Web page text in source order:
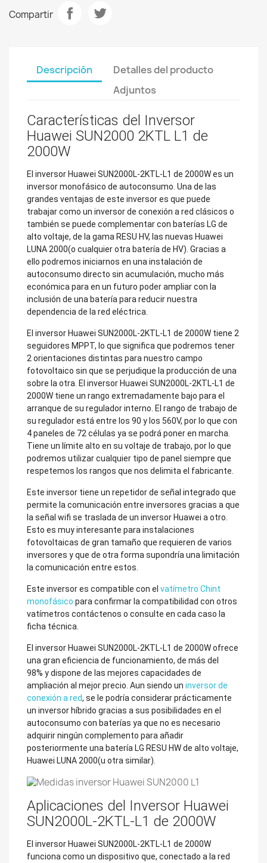
Compartir
Descripción
Detalles del producto
Adjuntos
Características del Inversor
Huawei SUN2000 2KTL L1 de
2000W
El inversor Huawei SUN2000L-2KTL-L1 de 2000W es un
inversor monofásico de autoconsumo. Una de las
grandes ventajas de este inversor es que puede
trabajar como un inversor de conexión a red clásicos o
también se puede complementar con baterías LG de
alto voltaje, de la gama RESU HV, las nuevas Huawei
LUNA 2000(o cualquier otra batería de HV). Gracias a
ello podremos iniciarnos en una instalación de
autoconsumo directo sin acumulación, mucho más
económica para en un futuro poder ampliar con la
inclusión de una batería para reducir nuestra
dependencia de la red eléctrica.
El inversor Huawei SUN2000L-2KTL-L1 de 2000W tiene 2
seguidores MPPT, lo que significa que podremos tener
2 orientaciones distintas para nuestro campo
fotovoltaico sin que se perjudique la producción de una
sobre la otra. El inversor Huawei SUN2000L-2KTL-L1 de
2000W tiene un rango extremadamente bajo para el
arranque de su regulador interno. El rango de trabajo de
su regulador está entre los 90 y los 560V, por lo que con
4 paneles de 72 células ya se podrá poner en marcha.
Tiene un límite alto en su voltaje de trabajo, por lo que
podremos utilizar cualquier tipo de panel siempre que
respetemos los rangos que nos delimita el fabricante.
Este inversor tiene un repetidor de señal integrado que
permite la comunicación entre inversores gracias a que
la señal wifi se traslada de un inversor Huawei a otro.
Esto es muy interesante para instalaciones
fotovoltaicas de gran tamaño que requieren de varios
inversores y que de otra forma supondría una limitación
la comunicación entre estos.
Este inversor es compatible con el vatímetro Chint
monofásico para confirmar la compatibilidad con otros
vatímetros contáctenos o consulte en cada caso la
ficha técnica.
El inversor Huawei SUN2000L-2KTL-L1 de 2000W ofrece
una gran eficiencia de funcionamiento, de más del
98% y dispone de las mejores capacidades de
ampliación al mejor precio. Aun siendo un inversor de
conexión a red, se le podría considerar prácticamente
un inversor híbrido gracias a sus posibilidades en el
autoconsumo con baterías ya que no es necesario
adquirir ningún complemento para añadir
posteriormente una batería LG RESU HW de alto voltaje,
Huawei LUNA 2000(u otra similar).
Aplicaciones del Inversor Huawei
SUN2000L-2KTL-L1 de 2000W
El inversor Huawei SUN2000L-2KTL-L1 de 2000W
funciona como un dispositivo que, conectado a la red